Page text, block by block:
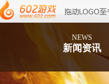
NEWS
新闻资讯